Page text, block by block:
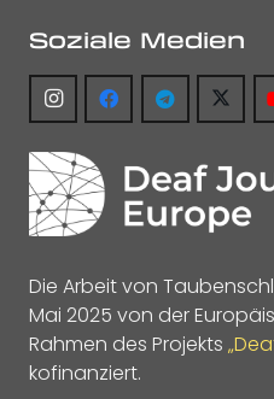
Soziale Medien
Die Arbeit von
Mai 2025 von der
Rahmen des Projekts
kofinanziert.